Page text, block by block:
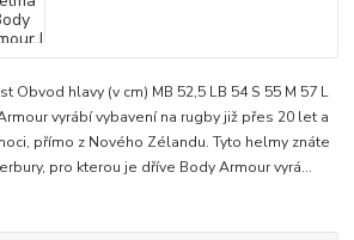
Obvod hlavy (v cm) MB 52,5 LB 54 S 55 M 57 L
vyrábí vybavení na rugby již přes 20 let a
přímo z Nového Zélandu. Tyto helmy znáte
pro kterou je dříve Body Armour vyrá...